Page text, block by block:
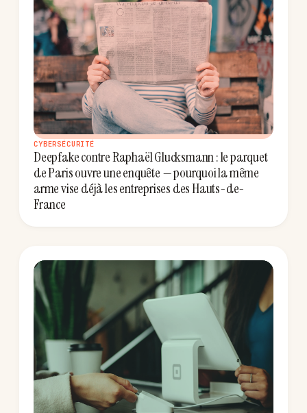
CYBERSÉCURITÉ
Deepfake contre Raphaël Glucksmann : le parquet
de Paris ouvre une enquête — pourquoi la même
arme vise déjà les entreprises des Hauts-de-
France